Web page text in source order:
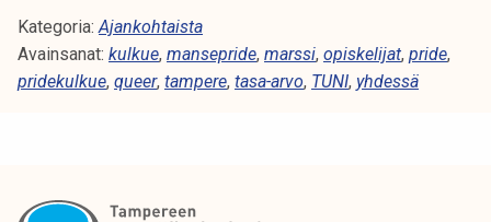
k
o
l
p
S
S
i
s
k
Kategoria:Ajankohtaista
Avainsanat: kulkue, mansepride, marssi, opiskelijat, pride,
pridekulkue, queer, tampere, tasa-arvo, TUNI, yhdessä